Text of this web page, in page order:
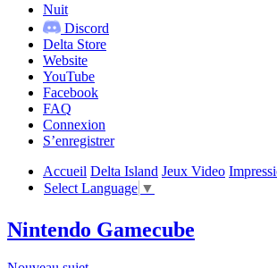
Nuit
Discord
Delta Store
Website
YouTube
Facebook
FAQ
Connexion
S’enregistrer
Accueil Delta Island Jeux Video
Select Language ▼
Nintendo Gamecube